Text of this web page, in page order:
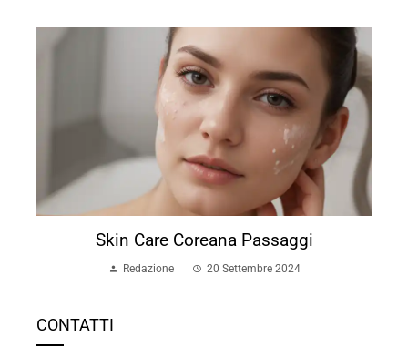
Skin Care Coreana Passaggi
Redazione 20 Settembre 2024
CONTATTI